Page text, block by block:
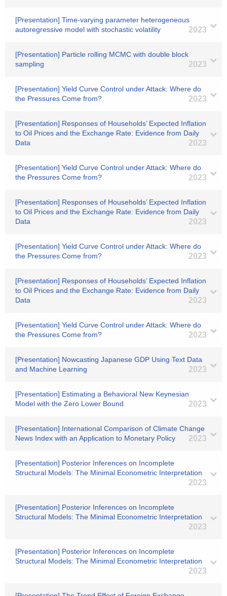
[Presentation] Time-varying parameter heterogeneous
autoregressive model with stochastic volatility
2023
[Presentation] Particle rolling MCMC with double block
sampling
2023
[Presentation] Yield Curve Control under Attack: Where do
the Pressures Come from?
2023
[Presentation] Responses of Households’ Expected Inflation
to Oil Prices and the Exchange Rate: Evidence from Daily
Data
2023
[Presentation] Yield Curve Control under Attack: Where do
the Pressures Come from?
2023
[Presentation] Responses of Households’ Expected Inflation
to Oil Prices and the Exchange Rate: Evidence from Daily
Data
2023
[Presentation] Yield Curve Control under Attack: Where do
the Pressures Come from?
2023
[Presentation] Responses of Households’ Expected Inflation
to Oil Prices and the Exchange Rate: Evidence from Daily
Data
2023
[Presentation] Yield Curve Control under Attack: Where do
the Pressures Come from?
2023
[Presentation] Nowcasting Japanese GDP Using Text Data
and Machine Learning
2023
[Presentation] Estimating a Behavioral New Keynesian
Model with the Zero Lower Bound
2023
[Presentation] International Comparison of Climate Change
News Index with an Application to Monetary Policy
2023
[Presentation] Posterior Inferences on Incomplete
Structural Models: The Minimal Econometric Interpretation
2023
[Presentation] Posterior Inferences on Incomplete
Structural Models: The Minimal Econometric Interpretation
2023
[Presentation] Posterior Inferences on Incomplete
Structural Models: The Minimal Econometric Interpretation
2023